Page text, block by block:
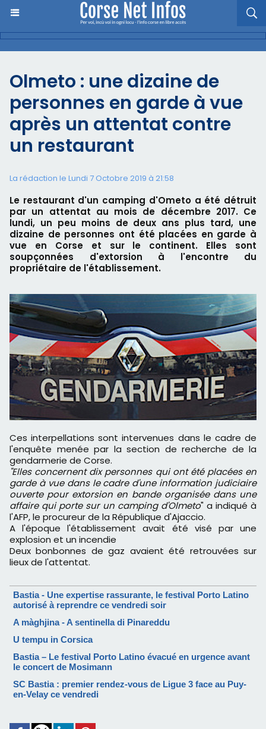
Olmeto : une dizaine de
personnes en garde à vue
après un attentat contre
un restaurant
La rédaction le Lundi 7 Octobre 2019 à 21:58
Le restaurant d'un camping d'Ometo a été détruit
par un attentat au mois de décembre 2017. Ce
lundi, un peu moins de deux ans plus tard, une
dizaine de personnes ont été placées en garde à
vue en Corse et sur le continent. Elles sont
soupçonnées d'extorsion à l'encontre du
propriétaire de l'établissement.
Ces interpellations sont intervenues dans le cadre de
l'enquête menée par la section de recherche de la
gendarmerie de Corse.
"Elles concernent dix personnes qui ont été placées en
garde à vue dans le cadre d'une information judiciaire
ouverte pour extorsion en bande organisée dans une
affaire qui porte sur un camping d'Olmeto" a indiqué à
l'AFP, le procureur de la République d'Ajaccio.
A l'époque l'établissement avait été visé par une
explosion et un incendie
Deux bonbonnes de gaz avaient été retrouvées sur
lieux de l'attentat.
Bastia - Une expertise rassurante, le festival Porto Latino
autorisé à reprendre ce vendredi soir
A màghjina - A sentinella di Pinareddu
U tempu in Corsica
Bastia – Le festival Porto Latino évacué en urgence avant
le concert de Mosimann
SC Bastia : premier rendez-vous de Ligue 3 face au Puy-
en-Velay ce vendredi